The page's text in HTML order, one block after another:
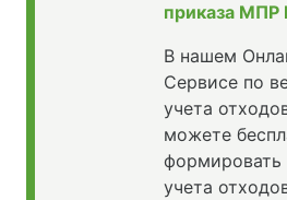
приказа
В нашем
Сервисе по
учета
можете
учета